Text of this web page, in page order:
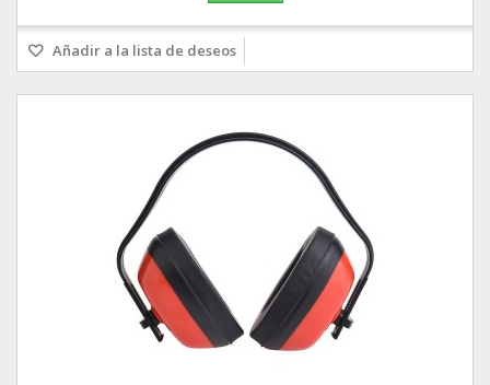
Añadir a la lista de deseos